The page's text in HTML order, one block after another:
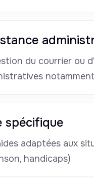
du courrier ou
spécifique
adaptées aux
handicaps)